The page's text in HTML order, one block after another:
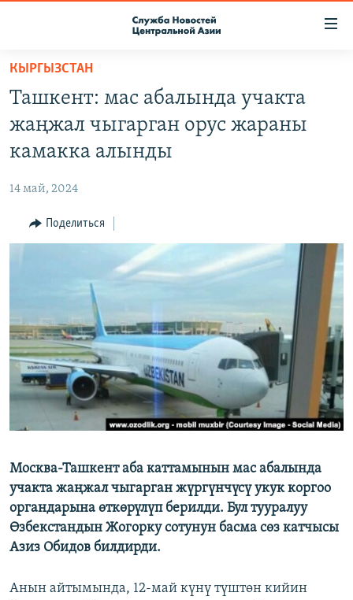
Вернуться
основному
содержанию
главной
Вернутся
поиску
НАСТОЯЩЕЕ ВРЕМЯ
МИГРАНТ МЕДИА
КЫРГЫЗСТАН
Ташкент: мас абалында учакта
жаңжал чыгарган орус жараны
камакка алынды
14 май, 2024
Поделиться
Москва-Ташкент аба каттамынын мас абалында
учакта жаңжал чыгарган жүргүнчүсү укук коргоо
органдарына өткөрүлүп берилди. Бул тууралуу
Өзбекстандын Жогорку сотунун басма сөз катчысы
Азиз Обидов билдирди.
Анын айтымында, 12-май күнү түштөн кийин